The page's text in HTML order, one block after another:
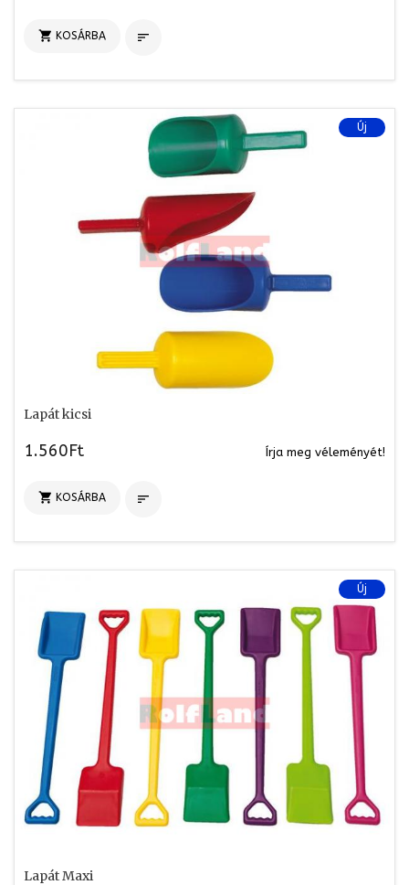
 KOSÁRBA 
Új
Lapát kicsi
1.560Ft Írja meg véleményét!
 KOSÁRBA 
Új
Lapát Maxi